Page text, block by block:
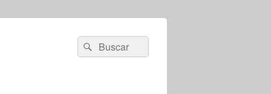
Buscar
por:
Buscar